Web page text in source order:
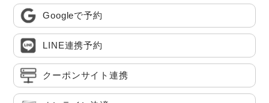
Googleで予約
LINE連携予約
クーポンサイト連携